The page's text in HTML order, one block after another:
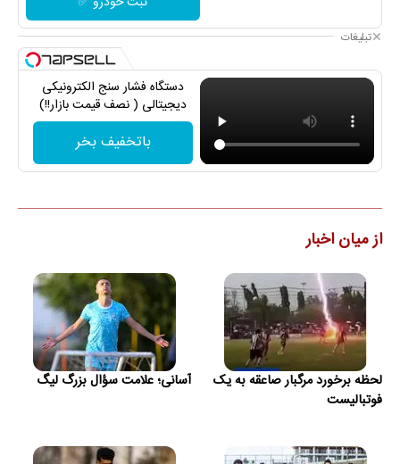
تبلیغات
دستگاه فشار سنج الکترونیکی
دیجیتالی ( نصف قیمت بازار!!)
باتخفیف بخر
از میان اخبار
لحظه برخورد مرگبار صاعقه به یک
فوتبالیست
آسانی؛ علامت سؤال بزرگ لیگ